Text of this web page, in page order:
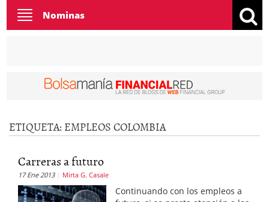
Toggle
navigation
Nominas
ETIQUETA: EMPLEOS COLOMBIA
Carreras a futuro
17 Ene 2013 Mirta G. Casale
Continuando con los empleos a